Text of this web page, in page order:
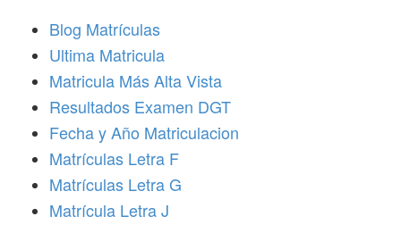
Blog Matrículas
Ultima Matricula
Matricula Más Alta Vista
Resultados Examen DGT
Fecha y Año Matriculacion
Matrículas Letra F
Matrículas Letra G
Matrícula Letra J